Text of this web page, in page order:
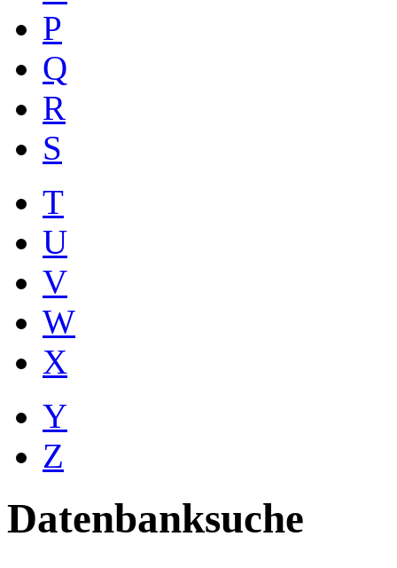
P
Q
R
S
T
U
V
W
X
Y
Z
Datenbanksuche